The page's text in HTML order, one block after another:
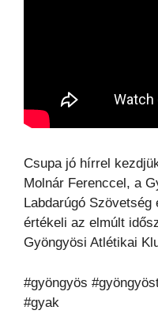
Csupa jó hírrel
Molnár Ferenccel, a
Labdarúgó
értékeli az elmúlt
Gyöngyösi Atlétikai
#gyöngyös
#gyak